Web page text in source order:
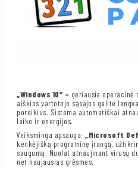
„Windows 10“ – geriausia
aiškios vartotojo sąsajos galite
poreikius. Sistema automatiškai
laiko ir energijos.
Veiksminga apsauga:„Microsoft
kenkėjišką programinę įrangą,
saugumą. Nuolat atnaujinant virusų
net naujausias grėsmes.